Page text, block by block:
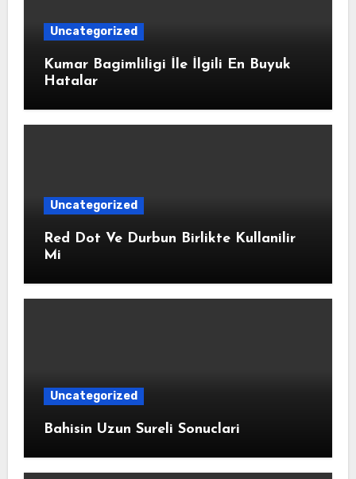
Uncategorized
Kumar Bagimliligi İle İlgili En Buyuk
Hatalar
Uncategorized
Red Dot Ve Durbun Birlikte Kullanilir
Mi
Uncategorized
Bahisin Uzun Sureli Sonuclari